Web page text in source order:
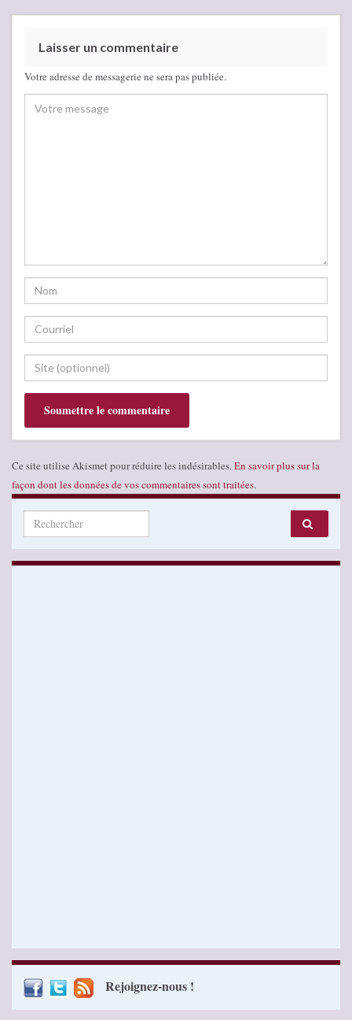
Laisser un commentaire
Votre adresse de messagerie ne sera pas publiée.
Ce site utilise Akismet pour réduire les indésirables. En savoir plus sur la
façon dont les données de vos commentaires sont traitées.
Search for:
Rejoignez-nous !